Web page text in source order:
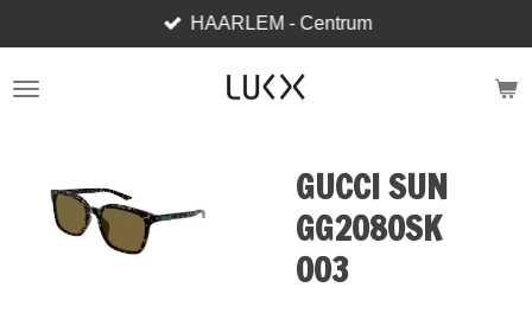
direct
naar
HAARLEM - Centrum
GUCCI SUN
GG2080SK
003